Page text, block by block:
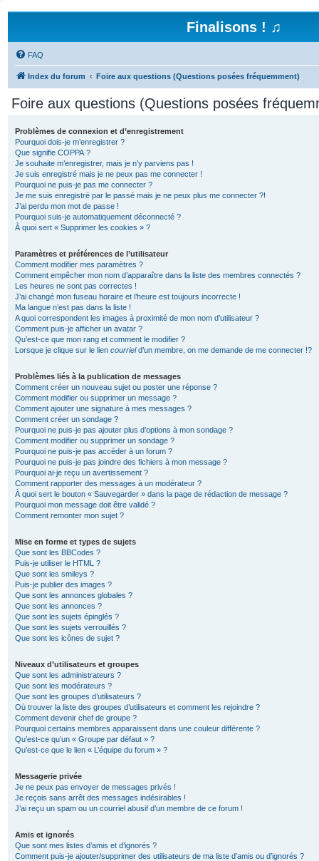
Finalisons ! ♫
FAQ
Index du forum Foire aux questions (Questions posées fréquemment)
Foire aux questions (Questions posées
Problèmes de connexion et d’enregistrement
Pourquoi dois-je m’enregistrer ?
Que signifie COPPA ?
Je souhaite m’enregistrer, mais je n’y parviens pas !
Je suis enregistré mais je ne peux pas me connecter !
Pourquoi ne puis-je pas me connecter ?
Je me suis enregistré par le passé mais je ne peux plus me connecter ?!
J’ai perdu mon mot de passe !
Pourquoi suis-je automatiquement déconnecté ?
À quoi sert « Supprimer les cookies » ?
Paramètres et préférences de l’utilisateur
Comment modifier mes paramètres ?
Comment empêcher mon nom d’apparaître dans la liste des membres connectés ?
Les heures ne sont pas correctes !
J’ai changé mon fuseau horaire et l’heure est toujours incorrecte !
Ma langue n’est pas dans la liste !
A quoi correspondent les images à proximité de mon nom d’utilisateur ?
Comment puis-je afficher un avatar ?
Qu’est-ce que mon rang et comment le modifier ?
Lorsque je clique sur le lien courrield’un membre, on me demande de me connecter !?
Problèmes liés à la publication de messages
Comment créer un nouveau sujet ou poster une réponse ?
Comment modifier ou supprimer un message ?
Comment ajouter une signature à mes messages ?
Comment créer un sondage ?
Pourquoi ne puis-je pas ajouter plus d’options à mon sondage ?
Comment modifier ou supprimer un sondage ?
Pourquoi ne puis-je pas accéder à un forum ?
Pourquoi ne puis-je pas joindre des fichiers à mon message ?
Pourquoi ai-je reçu un avertissement ?
Comment rapporter des messages à un modérateur ?
À quoi sert le bouton « Sauvegarder » dans la page de rédaction de message ?
Pourquoi mon message doit être validé ?
Comment remonter mon sujet ?
Mise en forme et types de sujets
Que sont les BBCodes ?
Puis-je utiliser le HTML ?
Que sont les smileys ?
Puis-je publier des images ?
Que sont les annonces globales ?
Que sont les annonces ?
Que sont les sujets épinglés ?
Que sont les sujets verrouillés ?
Que sont les icônes de sujet ?
Niveaux d’utilisateurs et groupes
Que sont les administrateurs ?
Que sont les modérateurs ?
Que sont les groupes d’utilisateurs ?
Où trouver la liste des groupes d’utilisateurs et comment les rejoindre ?
Comment devenir chef de groupe ?
Pourquoi certains membres apparaissent dans une couleur différente ?
Qu’est-ce qu’un « Groupe par défaut » ?
Qu’est-ce que le lien « L’équipe du forum » ?
Messagerie privée
Je ne peux pas envoyer de messages privés !
Je reçois sans arrêt des messages indésirables !
J’ai reçu un spam ou un courriel abusif d’un membre de ce forum !
Amis et ignorés
Que sont mes listes d’amis et d’ignorés ?
Comment puis-je ajouter/supprimer des utilisateurs de ma liste d’amis ou d’ignorés ?